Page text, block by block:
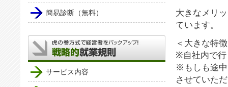
簡易診断（無料）
サービス内容
大きなメリ
ています。
＜大きな特
※自社内で行
※もしも途中
させていた